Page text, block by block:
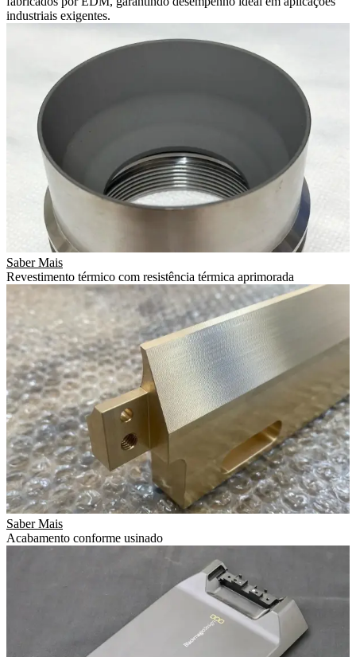
industriais exigentes.
Saber Mais
Revestimento térmico com resistência térmica aprimorada
Saber Mais
Acabamento conforme usinado